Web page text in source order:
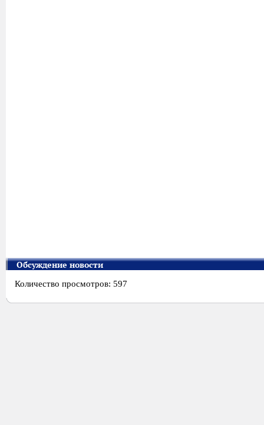
Обсуждение новости
Количество просмотров: 597